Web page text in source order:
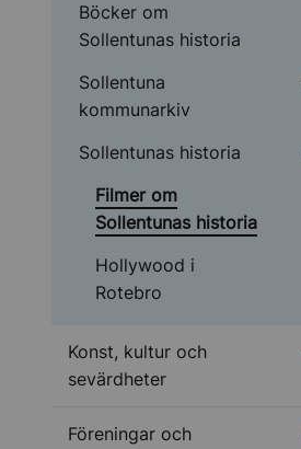
Böcker om
Sollentunas historia
Sollentuna
kommunarkiv
Sollentunas historia
Filmer om
Sollentunas historia
Hollywood i
Rotebro
Konst, kultur och
sevärdheter
Föreningar och